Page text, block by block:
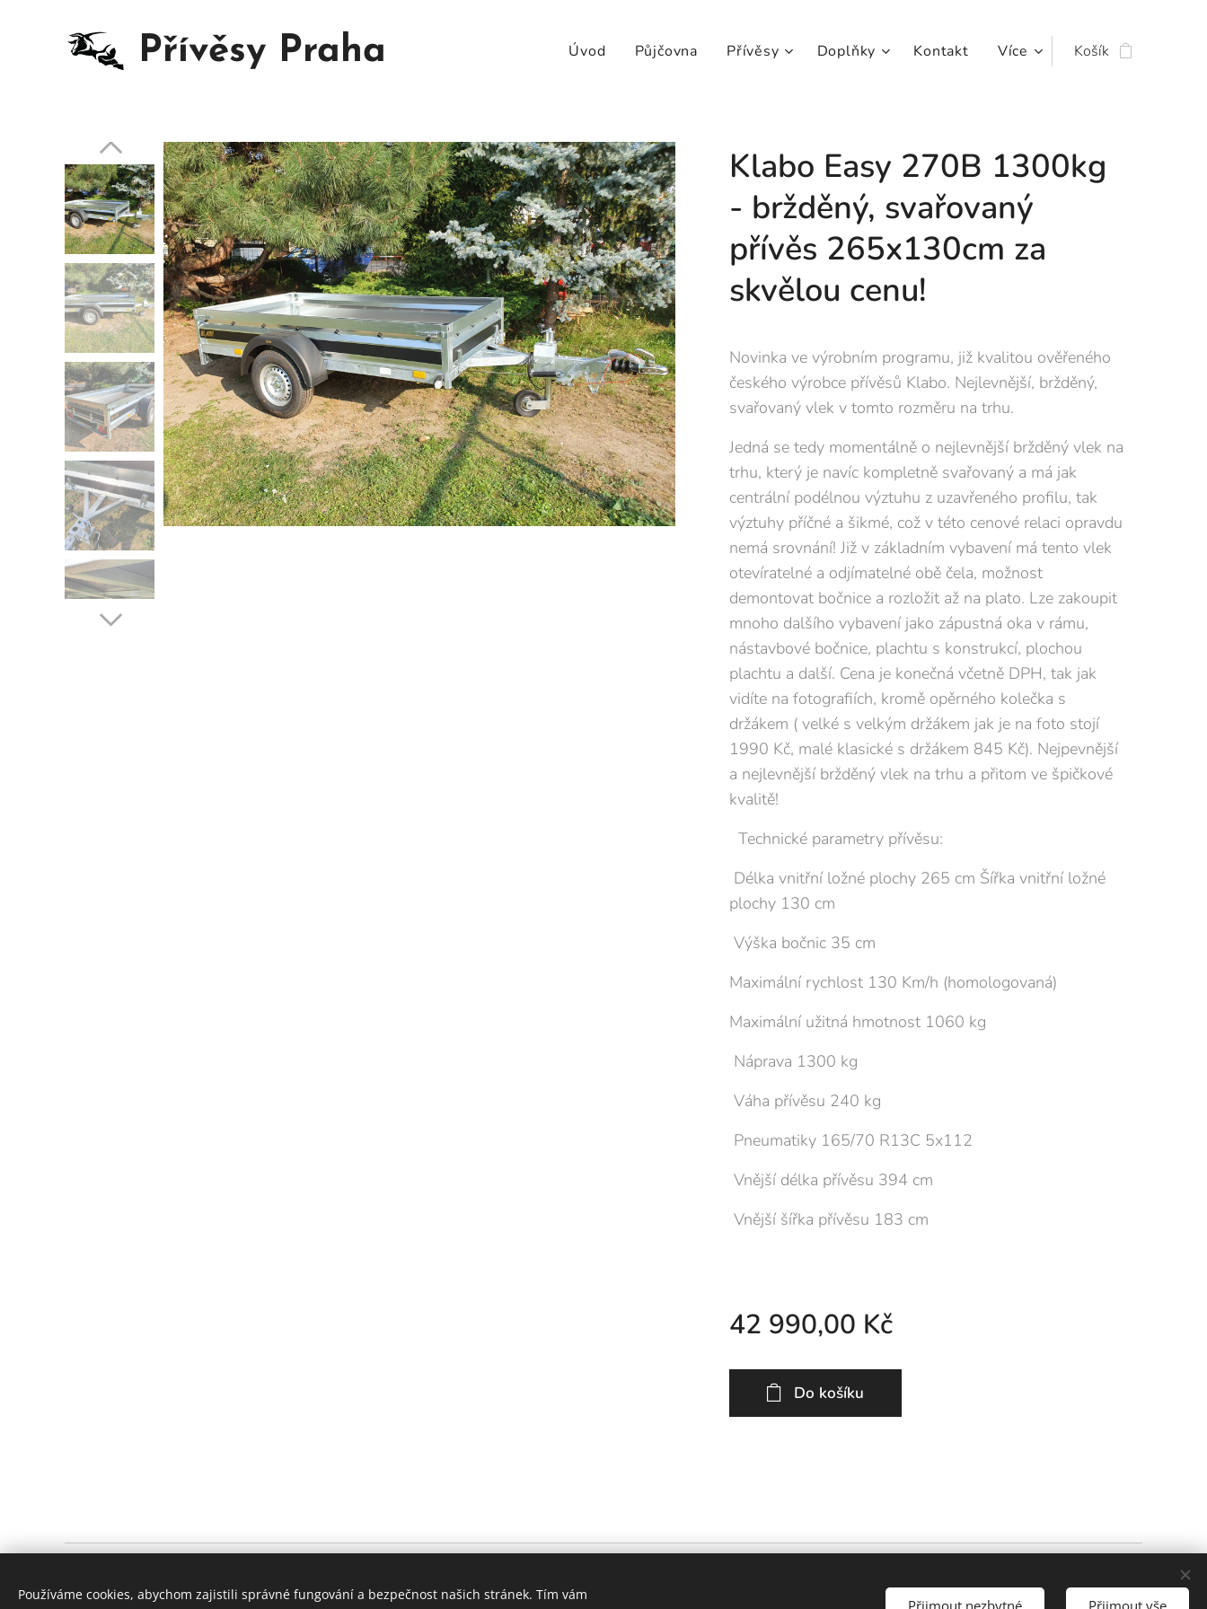
Přívěsy Praha Úvod Půjčovna Přívěsy Doplňky Kontakt Více Košík
Klabo Easy 270B 1300kg
- bržděný, svařovaný
přívěs 265x130cm za
skvělou cenu!
Novinka ve výrobním programu, již kvalitou ověřeného
českého výrobce přívěsů Klabo. Nejlevnější, bržděný,
svařovaný vlek v tomto rozměru na trhu.
Jedná se tedy momentálně o nejlevnější bržděný vlek na
trhu, který je navíc kompletně svařovaný a má jak
centrální podélnou výztuhu z uzavřeného profilu, tak
výztuhy příčné a šikmé, což v této cenové relaci opravdu
nemá srovnání! Již v základním vybavení má tento vlek
otevíratelné a odjímatelné obě čela, možnost
demontovat bočnice a rozložit až na plato. Lze zakoupit
mnoho dalšího vybavení jako zápustná oka v rámu,
nástavbové bočnice, plachtu s konstrukcí, plochou
plachtu a další. Cena je konečná včetně DPH, tak jak
vidíte na fotografiích, kromě opěrného kolečka s
držákem ( velké s velkým držákem jak je na foto stojí
1990 Kč, malé klasické s držákem 845 Kč). Nejpevnější
a nejlevnější bržděný vlek na trhu a přitom ve špičkové
kvalitě!
Technické parametry přívěsu:
Délka vnitřní ložné plochy 265 cm Šířka vnitřní ložné
plochy 130 cm
Výška bočnic 35 cm
Maximální rychlost 130 Km/h (homologovaná)
Maximální užitná hmotnost 1060 kg
Náprava 1300 kg
Váha přívěsu 240 kg
Pneumatiky 165/70 R13C 5x112
Vnější délka přívěsu 394 cm
Vnější šířka přívěsu 183 cm
42 990,00 Kč
Do košíku
Praha - Dolní Měcholupy109 00
Používáme cookies, abychom zajistili správné fungování a bezpečnost našich stránek. Tím vám
Přijmout nezbytné Přijmout vše